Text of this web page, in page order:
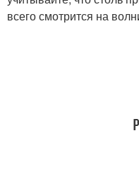
всего смотрится на